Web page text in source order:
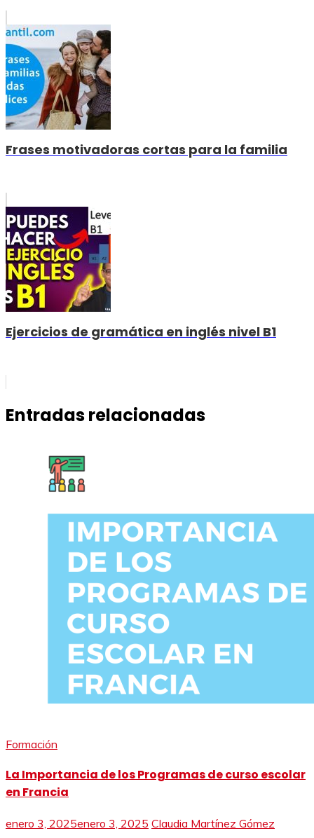
Frases motivadoras cortas para la familia
Ejercicios de gramática en inglés nivel B1
Entradas relacionadas
Formación
La Importancia de los Programas de curso escolar
en Francia
enero 3, 2025enero 3, 2025 Claudia Martínez Gómez